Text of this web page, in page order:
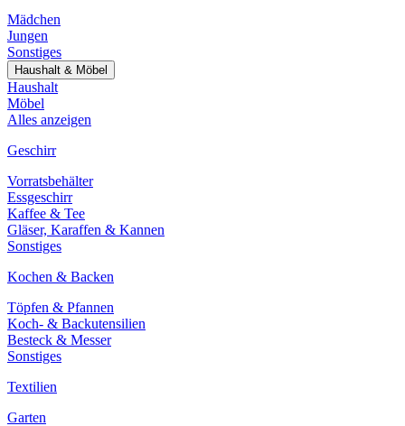
Mädchen
Jungen
Sonstiges
Haushalt & Möbel
Haushalt
Möbel
Alles anzeigen
Geschirr
Vorratsbehälter
Essgeschirr
Kaffee & Tee
Gläser, Karaffen & Kannen
Sonstiges
Kochen & Backen
Töpfen & Pfannen
Koch- & Backutensilien
Besteck & Messer
Sonstiges
Textilien
Garten